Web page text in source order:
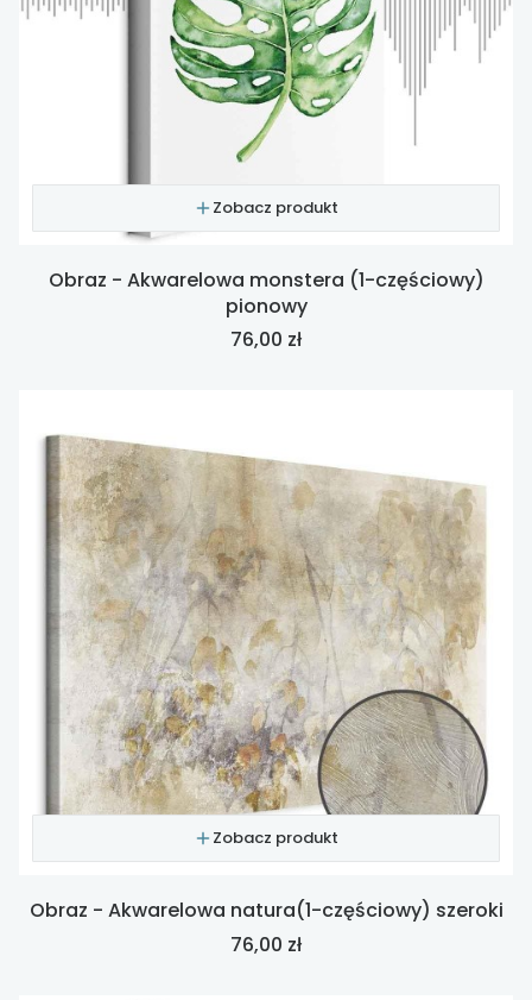
Zobacz produkt
Obraz - Akwarelowa monstera (1-częściowy)
pionowy
Cena
76,00 zł
Zobacz produkt
Obraz - Akwarelowa natura(1-częściowy) szeroki
Cena
76,00 zł